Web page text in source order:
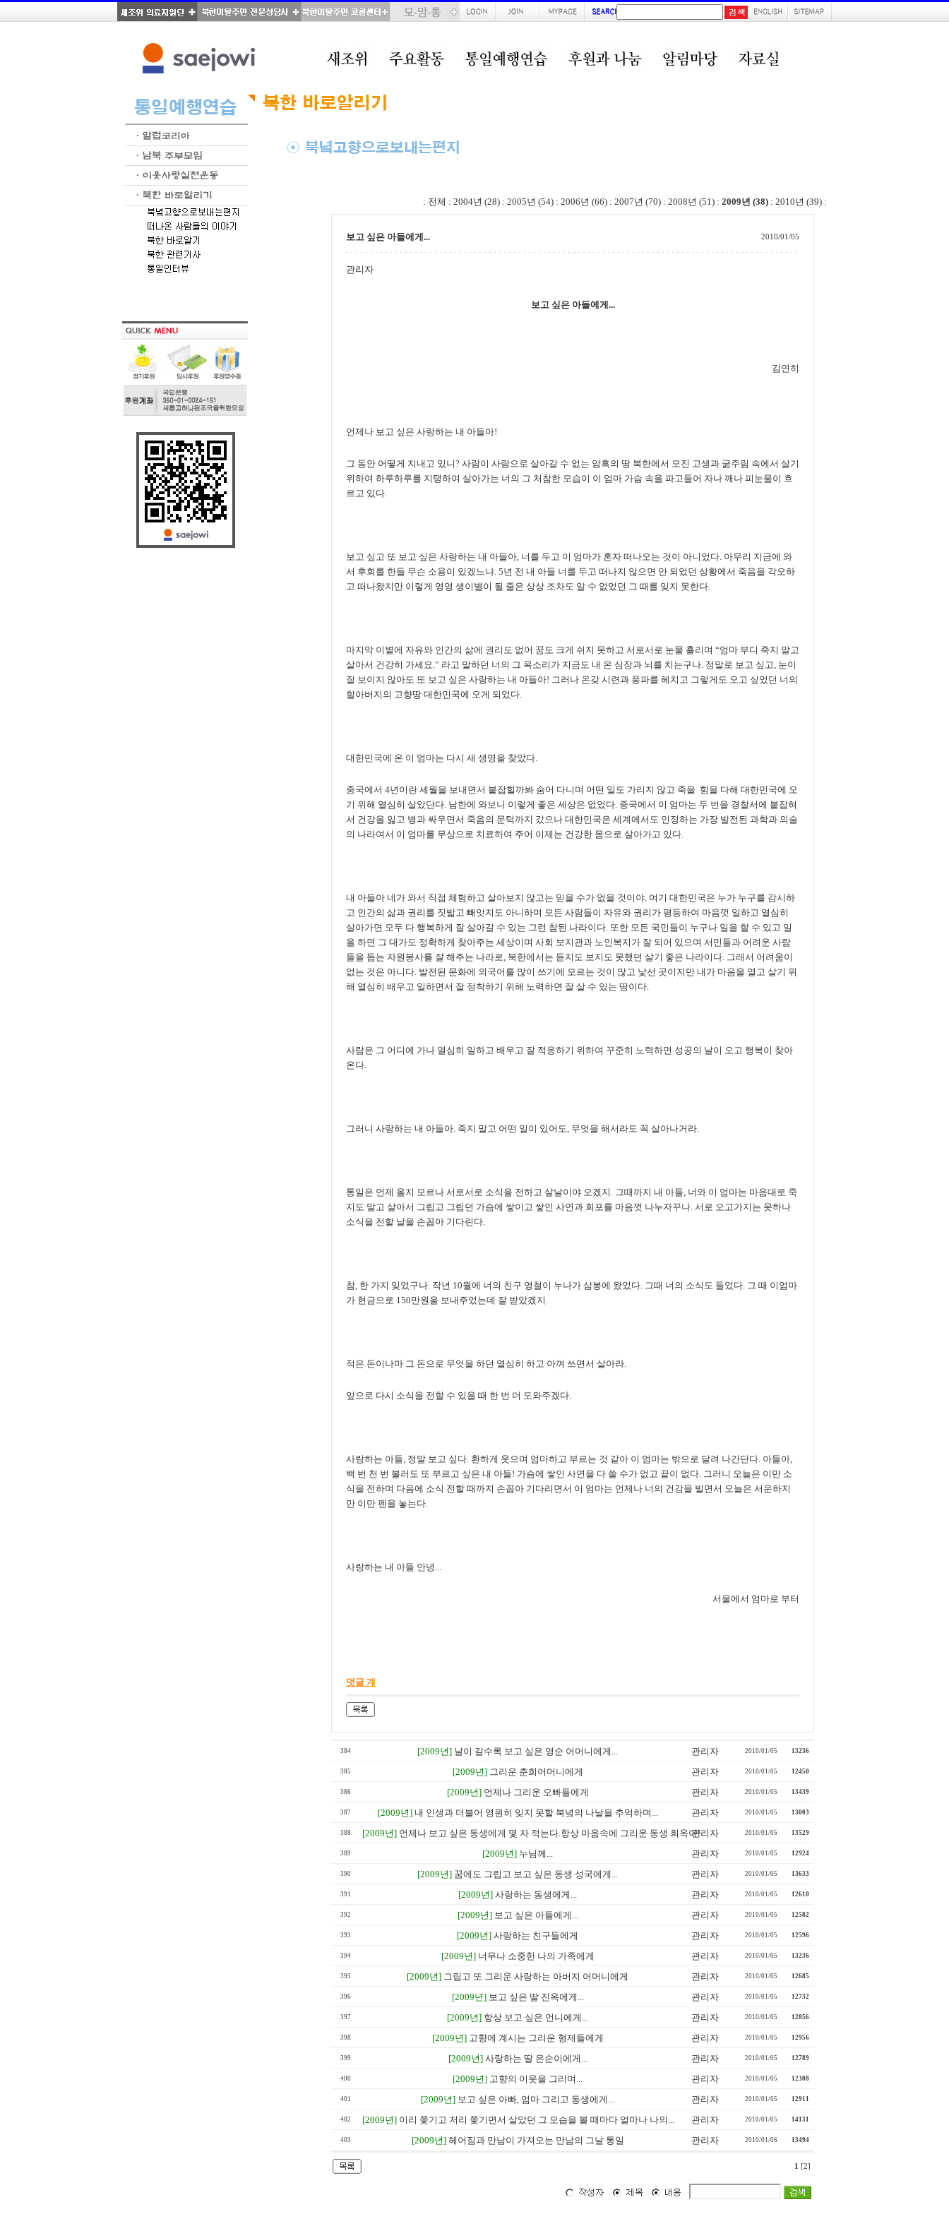
: 전체 : 2004년 (28) : 2005년 (54) : 2006년 (66) : 2007년 (70) : 2008년 (51) : 2009년 (38) : 2010년 (39) :
보고 싶은 아들에게... 2010/01/05
관리자
보고 싶은 아들에게...
김연히
언제나 보고 싶은 사랑하는 내 아들아!
그 동안 어떻게 지내고 있니? 사람이 사람으로 살아갈 수 없는 암흑의 땅 북한에서 모진 고생과 굶주림 속에서 살기
위하여 하루하루를 지탱하여 살아가는 너의 그 처참한 모습이 이 엄마 가슴 속을 파고들어 자나 깨나 피눈물이 흐
르고 있다.
보고 싶고 또 보고 싶은 사랑하는 내 아들아, 너를 두고 이 엄마가 혼자 떠나오는 것이 아니었다. 아무리 지금에 와
서 후회를 한들 무슨 소용이 있겠느냐. 5년 전 내 아들 너를 두고 떠나지 않으면 안 되었던 상황에서 죽음을 각오하
고 떠나왔지만 이렇게 영영 생이별이 될 줄은 상상 조차도 알 수 없었던 그 때를 잊지 못한다.
마지막 이별에 자유와 인간의 삶에 권리도 없어 꿈도 크게 쉬지 못하고 서로서로 눈물 흘리며 “엄마 부디 죽지 말고
살아서 건강히 가세요.” 라고 말하던 너의 그 목소리가 지금도 내 온 심장과 뇌를 치는구나. 정말로 보고 싶고, 눈이
잘 보이지 않아도 또 보고 싶은 사랑하는 내 아들아! 그러나 온갖 시련과 풍파를 헤치고 그렇게도 오고 싶었던 너의
할아버지의 고향땅 대한민국에 오게 되었다.
대한민국에 온 이 엄마는 다시 새 생명을 찾았다.
중국에서 4년이란 세월을 보내면서 붙잡힐까봐 숨어 다니며 어떤 일도 가리지 않고 죽을 힘을 다해 대한민국에 오
기 위해 열심히 살았단다. 남한에 와보니 이렇게 좋은 세상은 없었다. 중국에서 이 엄마는 두 번을 경찰서에 붙잡혀
서 건강을 잃고 병과 싸우면서 죽음의 문턱까지 갔으나 대한민국은 세계에서도 인정하는 가장 발전된 과학과 의술
의 나라여서 이 엄마를 무상으로 치료하여 주어 이제는 건강한 몸으로 살아가고 있다.
내 아들아 네가 와서 직접 체험하고 살아보지 않고는 믿을 수가 없을 것이야. 여기 대한민국은 누가 누구를 감시하
고 인간의 삶과 권리를 짓밟고 빼앗지도 아니하며 모든 사람들이 자유와 권리가 평등하여 마음껏 일하고 열심히
살아가면 모두 다 행복하게 잘 살아갈 수 있는 그런 참된 나라이다. 또한 모든 국민들이 누구나 일을 할 수 있고 일
을 하면 그 대가도 정확하게 찾아주는 세상이며 사회 보지관과 노인복지가 잘 되어 있으며 서민들과 어려운 사람
들을 돕는 자원봉사를 잘 해주는 나라로, 북한에서는 듣지도 보지도 못했던 살기 좋은 나라이다. 그래서 어려움이
없는 것은 아니다. 발전된 문화에 외국어를 많이 쓰기에 모르는 것이 많고 낯선 곳이지만 내가 마음을 열고 살기 위
해 열심히 배우고 일하면서 잘 정착하기 위해 노력하면 잘 살 수 있는 땅이다.
사람은 그 어디에 가나 열심히 일하고 배우고 잘 적응하기 위하여 꾸준히 노력하면 성공의 날이 오고 행복이 찾아
온다.
그러니 사랑하는 내 아들아. 죽지 말고 어떤 일이 있어도, 무엇을 해서라도 꼭 살아나거라.
통일은 언제 올지 모르나 서로서로 소식을 전하고 살날이야 오겠지. 그때까지 내 아들, 너와 이 엄마는 마음대로 죽
지도 말고 살아서 그립고 그립던 가슴에 쌓이고 쌓인 사연과 회포를 마음껏 나누자꾸나. 서로 오고가지는 못하나
소식을 전할 날을 손꼽아 기다린다.
참, 한 가지 잊었구나. 작년 10월에 너의 친구 영철이 누나가 삼봉에 왔었다. 그때 너의 소식도 들었다. 그 때 이엄마
가 현금으로 150만원을 보내주었는데 잘 받았겠지.
적은 돈이나마 그 돈으로 무엇을 하던 열심히 하고 아껴 쓰면서 살아라.
앞으로 다시 소식을 전할 수 있을 때 한 번 더 도와주겠다.
사랑하는 아들, 정말 보고 싶다. 환하게 웃으며 엄마하고 부르는 것 같아 이 엄마는 밖으로 달려 나간단다. 아들아,
백 번 천 번 불러도 또 부르고 싶은 내 아들! 가슴에 쌓인 사연을 다 쓸 수가 없고 끝이 없다. 그러니 오늘은 이만 소
식을 전하며 다음에 소식 전할 때까지 손꼽아 기다리면서 이 엄마는 언제나 너의 건강을 빌면서 오늘은 서운하지
만 이만 펜을 놓는다.
사랑하는 내 아들 안녕...
서울에서 엄마로 부터
덧글 개
384 [2009년] 날이 갈수록 보고 싶은 영순 어머니에게... 관리자 2010/01/05 13236
385 [2009년] 그리운 춘희어머니에게 관리자 2010/01/05 12450
386 [2009년] 언제나 그리운 오빠들에게 관리자 2010/01/05 13439
387 [2009년] 내 인생과 더불어 영원히 잊지 못할 북녘의 나날을 추억하며... 관리자 2010/01/05 13003
388 [2009년] 언제나 보고 싶은 동생에게 몇 자 적는다.항상 마음속에 그리운 동생 희옥아!관리자 2010/01/05 13529
389 [2009년] 누님께... 관리자 2010/01/05 12924
390 [2009년] 꿈에도 그립고 보고 싶은 동생 성국에게... 관리자 2010/01/05 13633
391 [2009년] 사랑하는 동생에게... 관리자 2010/01/05 12610
392 [2009년] 보고 싶은 아들에게... 관리자 2010/01/05 12582
393 [2009년] 사랑하는 친구들에게 관리자 2010/01/05 12596
394 [2009년] 너무나 소중한 나의 가족에게 관리자 2010/01/05 13236
395 [2009년] 그립고 또 그리운 사랑하는 아버지 어머니에게 관리자 2010/01/05 12685
396 [2009년] 보고 싶은 딸 진옥에게... 관리자 2010/01/05 12732
397 [2009년] 항상 보고 싶은 언니에게... 관리자 2010/01/05 12856
398 [2009년] 고향에 계시는 그리운 형제들에게 관리자 2010/01/05 12956
399 [2009년] 사랑하는 딸 은순이에게... 관리자 2010/01/05 12789
400 [2009년] 고향의 이웃을 그리며... 관리자 2010/01/05 12308
401 [2009년] 보고 싶은 아빠, 엄마 그리고 동생에게... 관리자 2010/01/05 12911
402 [2009년] 이리 쫓기고 저리 쫓기면서 살았던 그 모습을 볼 때마다 얼마나 나의... 관리자 2010/01/05 14131
403 [2009년] 헤어짐과 만남이 가져오는 만남의 그날 통일 관리자 2010/01/06 13494
1 [2]